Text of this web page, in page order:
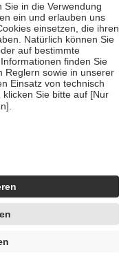
18. Lebensjahr
die von der
um echte Bewertungen
4419944605341
künstlicher